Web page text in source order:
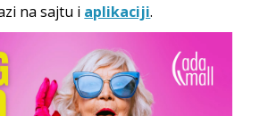
na sajtu i aplikaciji.